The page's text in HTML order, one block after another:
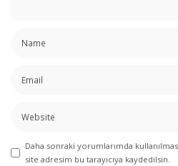
Daha sonraki yorumlarımda
site adresim bu tarayıcıya kaydedilsin.